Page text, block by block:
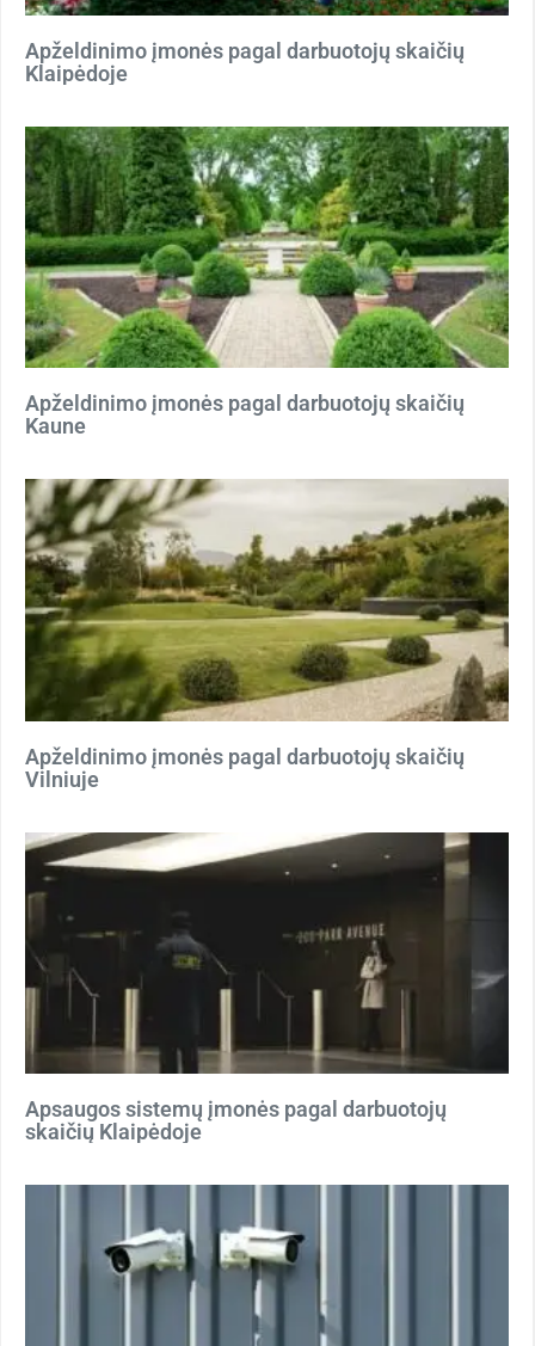
Apželdinimo įmonės pagal darbuotojų skaičių
Klaipėdoje
Apželdinimo įmonės pagal darbuotojų skaičių
Kaune
Apželdinimo įmonės pagal darbuotojų skaičių
Vilniuje
Apsaugos sistemų įmonės pagal darbuotojų
skaičių Klaipėdoje